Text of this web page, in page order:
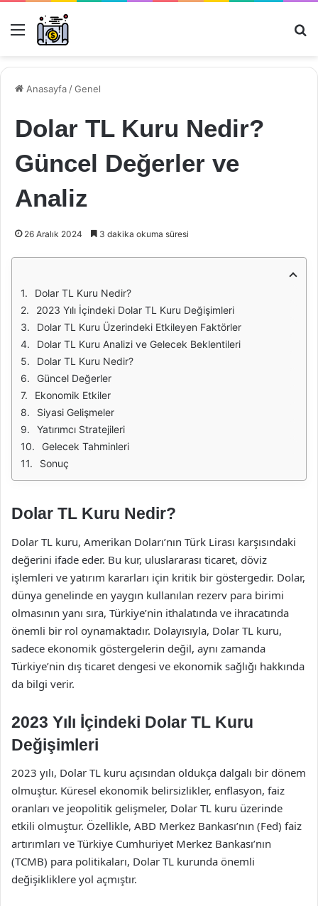
Menü
Anasayfa /Genel
Dolar TL Kuru Nedir?
Güncel Değerler ve
Analiz
26 Aralık 2024 3 dakika okuma süresi
Dolar TL Kuru Nedir?
2023 Yılı İçindeki Dolar TL Kuru Değişimleri
Dolar TL Kuru Üzerindeki Etkileyen Faktörler
Dolar TL Kuru Analizi ve Gelecek Beklentileri
Dolar TL Kuru Nedir?
Güncel Değerler
Ekonomik Etkiler
Siyasi Gelişmeler
Yatırımcı Stratejileri
Gelecek Tahminleri
Sonuç
Dolar TL Kuru Nedir?
Dolar TL kuru, Amerikan Doları’nın Türk Lirası karşısındaki
değerini ifade eder. Bu kur, uluslararası ticaret, döviz
işlemleri ve yatırım kararları için kritik bir göstergedir. Dolar,
dünya genelinde en yaygın kullanılan rezerv para birimi
olmasının yanı sıra, Türkiye’nin ithalatında ve ihracatında
önemli bir rol oynamaktadır. Dolayısıyla, Dolar TL kuru,
sadece ekonomik göstergelerin değil, aynı zamanda
Türkiye’nin dış ticaret dengesi ve ekonomik sağlığı hakkında
da bilgi verir.
2023 Yılı İçindeki Dolar TL Kuru
Değişimleri
2023 yılı, Dolar TL kuru açısından oldukça dalgalı bir dönem
olmuştur. Küresel ekonomik belirsizlikler, enflasyon, faiz
oranları ve jeopolitik gelişmeler, Dolar TL kuru üzerinde
etkili olmuştur. Özellikle, ABD Merkez Bankası’nın (Fed) faiz
artırımları ve Türkiye Cumhuriyet Merkez Bankası’nın
(TCMB) para politikaları, Dolar TL kurunda önemli
değişikliklere yol açmıştır.